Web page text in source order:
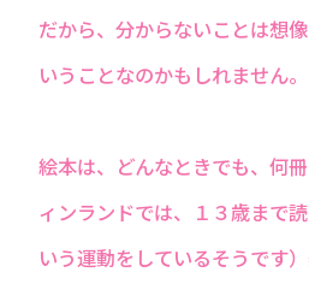
だから、分からないことは想
いうことなのかもしれません。
絵本は、どんなときでも、何
ィンランドでは、１３歳まで
いう運動をしているそうです